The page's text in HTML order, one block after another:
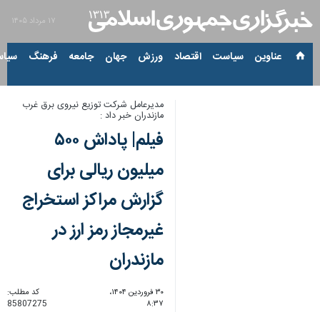
۱۷ مرداد ۱۴۰۵
عناوین‌ سیاست اقتصاد ورزش جهان جامعه فرهنگ
مدیرعامل شرکت توزیع نیروی برق غرب
مازندران خبر داد :
فیلم| پاداش ۵۰۰
میلیون ریالی برای
گزارش‌ مراکز استخراج
غیرمجاز رمز ارز در
مازندران
۳۰ فروردین ۱۴۰۴،
۸:۳۷
کد مطلب:
85807275